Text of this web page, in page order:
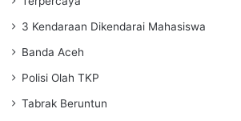
3 Kendaraan Dikendarai Mahasiswa
Banda Aceh
Polisi Olah TKP
Tabrak Beruntun